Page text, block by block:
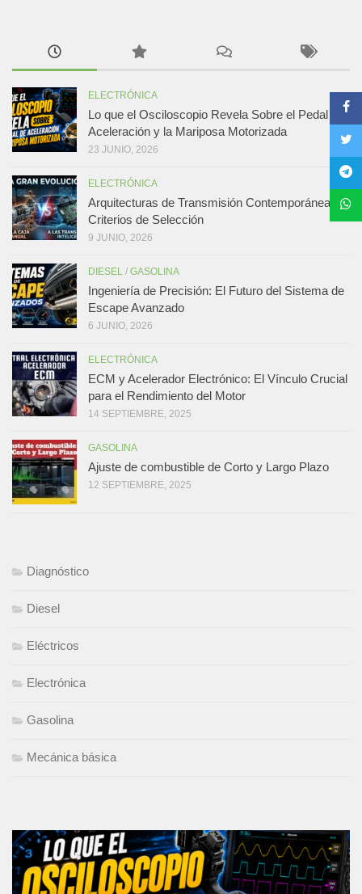
ELECTRÓNICA
Lo que el Osciloscopio Revela Sobre el Pedal de
Aceleración y la Mariposa Motorizada
23 JUNIO, 2026
ELECTRÓNICA
Arquitecturas de Transmisión Contemporáneas y
Criterios de Selección
9 JUNIO, 2026
DIESEL / GASOLINA
Ingeniería de Precisión: El Futuro del Sistema de
Escape Avanzado
6 JUNIO, 2026
ELECTRÓNICA
ECM y Acelerador Electrónico: El Vínculo Crucial
para el Rendimiento del Motor
14 SEPTIEMBRE, 2025
GASOLINA
Ajuste de combustible de Corto y Largo Plazo
12 SEPTIEMBRE, 2025
Diagnóstico
Diesel
Eléctricos
Electrónica
Gasolina
Mecánica básica